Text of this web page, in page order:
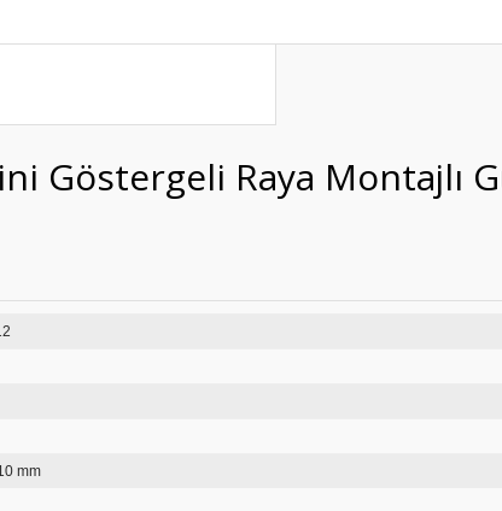
Göstergeli Raya Montajlı
500-12
mm